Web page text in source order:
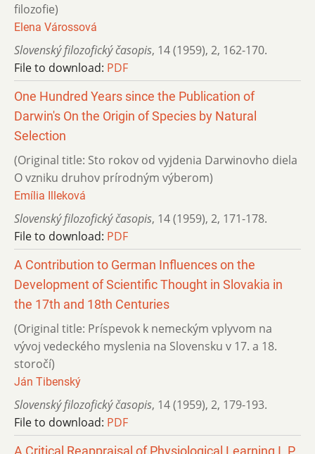
filozofie)
Elena Várossová
Slovenský filozofický časopis, 14 (1959), 2, 162-170.
File to download: PDF
One Hundred Years since the Publication of
Darwin's On the Origin of Species by Natural
Selection
(Original title: Sto rokov od vyjdenia Darwinovho diela
O vzniku druhov prírod­ným výberom)
Emília Illeková
Slovenský filozofický časopis, 14 (1959), 2, 171-178.
File to download: PDF
A Contribution to German Influences on the
Development of Scientific Thought in Slovakia in
the 17th and 18th Centuries
(Original title: Príspevok k nemeckým vplyvom na
vývoj vedeckého myslenia na Slovensku v 17. a 18.
storočí)
Ján Tibenský
Slovenský filozofický časopis, 14 (1959), 2, 179-193.
File to download: PDF
A Critical Reappraisal of Physiological Learning I. P.